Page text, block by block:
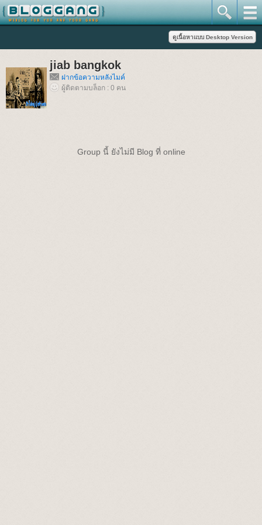
jiab bangkok
ฝากข้อความหลังไมค์
ผู้ติดตามบล็อก : 0 คน
Group นี้ ยังไม่มี Blog ที่ online